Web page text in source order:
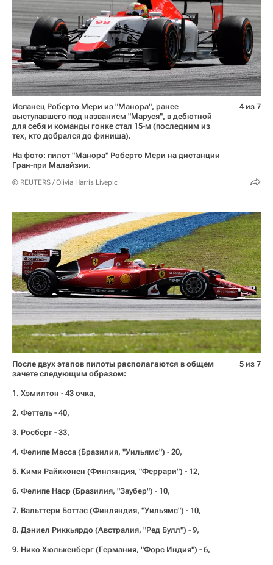
Испанец Роберто Мери из "Манора", ранее
выступавшего под названием "Маруся", в дебютной
для себя и команды гонке стал 15-м (последним из
тех, кто добрался до финиша).
На фото: пилот "Манора" Роберто Мери на дистанции
Гран-при Малайзии.
© REUTERS / Olivia Harris Livepic
4 из 7
После двух этапов пилоты располагаются в общем
зачете следующим образом:
1. Хэмилтон - 43 очка,
2. Феттель - 40,
3. Росберг - 33,
4. Фелипе Масса (Бразилия, "Уильямс") - 20,
5. Кими Райкконен (Финляндия, "Феррари") - 12,
6. Фелипе Наср (Бразилия, "Заубер") - 10,
7. Вальттери Боттас (Финляндия, "Уильямс") - 10,
8. Дэниел Риккьярдо (Австралия, "Ред Булл") - 9,
9. Нико Хюлькенберг (Германия, "Форс Индия") - 6,
5 из 7